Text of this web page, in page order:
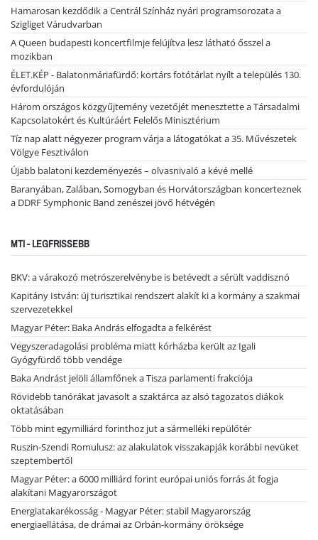
Hamarosan kezdődik a Centrál Színház nyári programsorozata a
Szigliget Várudvarban
A Queen budapesti koncertfilmje felújítva lesz látható ősszel a
mozikban
ÉLET.KÉP - Balatonmáriafürdő: kortárs fotótárlat nyílt a település 130.
évfordulóján
Három országos közgyűjtemény vezetőjét menesztette a Társadalmi
Kapcsolatokért és Kultúráért Felelős Minisztérium
Tíz nap alatt négyezer program várja a látogatókat a 35. Művészetek
Völgye Fesztiválon
Újabb balatoni kezdeményezés – olvasnivaló a kévé mellé
Baranyában, Zalában, Somogyban és Horvátországban koncerteznek
a DDRF Symphonic Band zenészei jövő hétvégén
MTI - LEGFRISSEBB
BKV: a várakozó metrószerelvénybe is betévedt a sérült vaddisznó
Kapitány István: új turisztikai rendszert alakít ki a kormány a szakmai
szervezetekkel
Magyar Péter: Baka András elfogadta a felkérést
Vegyszeradagolási probléma miatt kórházba került az Igali
Gyógyfürdő több vendége
Baka Andrást jelöli államfőnek a Tisza parlamenti frakciója
Rövidebb tanórákat javasolt a szaktárca az alsó tagozatos diákok
oktatásában
Több mint egymilliárd forinthoz jut a sármelléki repülőtér
Ruszin-Szendi Romulusz: az alakulatok visszakapják korábbi nevüket
szeptembertől
Magyar Péter: a 6000 milliárd forint európai uniós forrás át fogja
alakítani Magyarországot
Energiatakarékosság - Magyar Péter: stabil Magyarország
energiaellátása, de drámai az Orbán-kormány öröksége